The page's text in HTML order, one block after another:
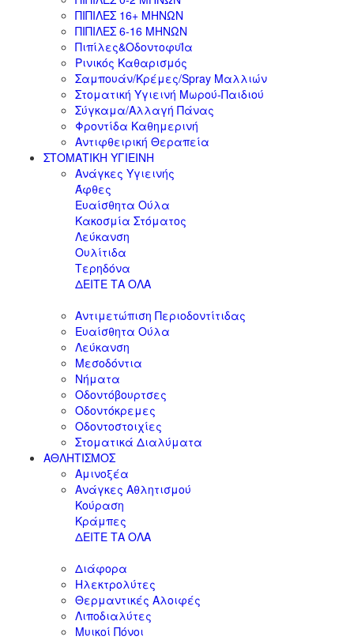
ΠΙΠΙΛΕΣ 16+ ΜΗΝΩΝ
ΠΙΠΙΛΕΣ 6-16 ΜΗΝΩΝ
Πιπίλες&ΟδοντοφυΪα
Ρινικός Καθαρισμός
Σαμπουάν/Κρέμες/Spray Μαλλιών
Στοματική Υγιεινή Μωρού-Παιδιού
Σύγκαμα/Αλλαγή Πάνας
Φροντίδα Καθημερινή
Αντιφθειρική Θεραπεία
ΣΤΟΜΑΤΙΚΗ ΥΓΙΕΙΝΗ
Ανάγκες Υγιεινής
Άφθες
Ευαίσθητα Ούλα
Κακοσμία Στόματος
Λεύκανση
Ουλίτιδα
Τερηδόνα
ΔΕΙΤΕ ΤΑ ΟΛΑ
Αντιμετώπιση Περιοδοντίτιδας
Ευαίσθητα Ούλα
Λεύκανση
Μεσοδόντια
Νήματα
Οδοντόβουρτσες
Οδοντόκρεμες
Οδοντοστοιχίες
Στοματικά Διαλύματα
ΑΘΛΗΤΙΣΜΟΣ
Αμινοξέα
Ανάγκες Αθλητισμού
Κούραση
Κράμπες
ΔΕΙΤΕ ΤΑ ΟΛΑ
Διάφορα
Ηλεκτρολύτες
Θερμαντικές Αλοιφές
Λιποδιαλύτες
Μυικοί Πόνοι